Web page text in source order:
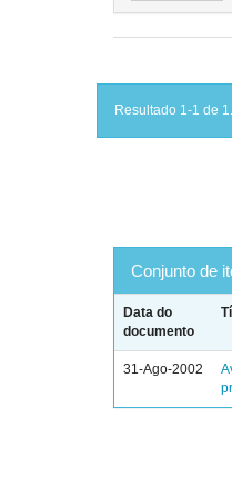
Resultado 1-1 de 1.
Conjunto de
Data do
documento
31-Ago-2002